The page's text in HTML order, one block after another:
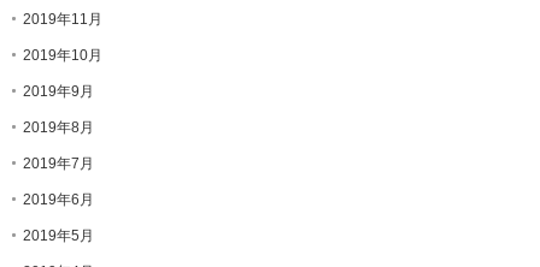
2019年11月
2019年10月
2019年9月
2019年8月
2019年7月
2019年6月
2019年5月